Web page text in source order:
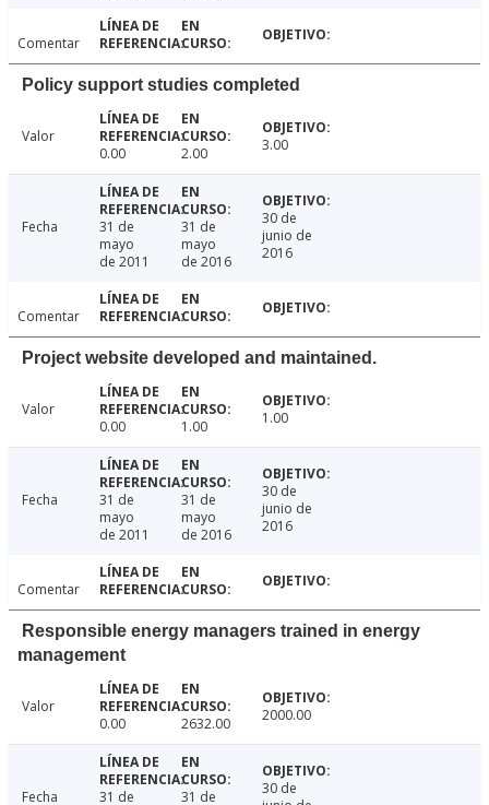
Comentar
Policy support studies completed
Valor
0.00
2.00 3.00
Fecha
31 de
mayo
de 2011
31 de
mayo
de 2016
30 de
junio de
2016
Comentar
Project website developed and maintained.
Valor
0.00
1.00 1.00
Fecha
31 de
mayo
de 2011
31 de
mayo
de 2016
30 de
junio de
2016
Comentar
Responsible energy managers trained in energy
management
Valor
0.00
2632.00 2000.00
Fecha 31 de 31 de
30 de